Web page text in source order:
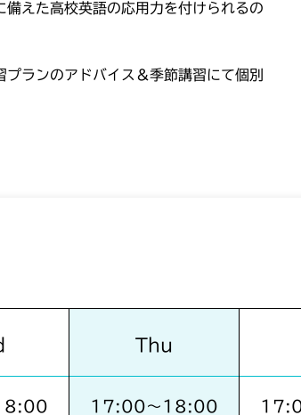
えた高校英語の応用力を付けられるの
ランのアドバイス＆季節講習にて個別
Thu
17:00〜18:00